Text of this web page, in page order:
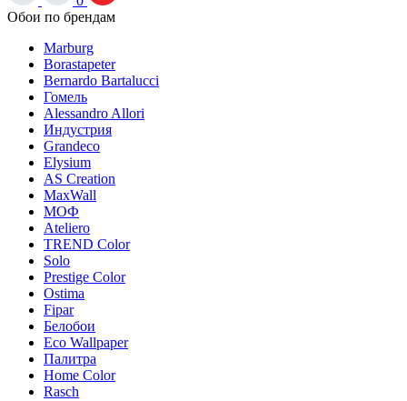
Обои по брендам
Marburg
Borastapeter
Bernardo Bartalucci
Гомель
Alessandro Allori
Индустрия
Grandeco
Elysium
AS Creation
MaxWall
МОФ
Ateliero
TREND Color
Solo
Prestige Color
Ostima
Fipar
Белобои
Eco Wallpaper
Палитра
Home Color
Rasch